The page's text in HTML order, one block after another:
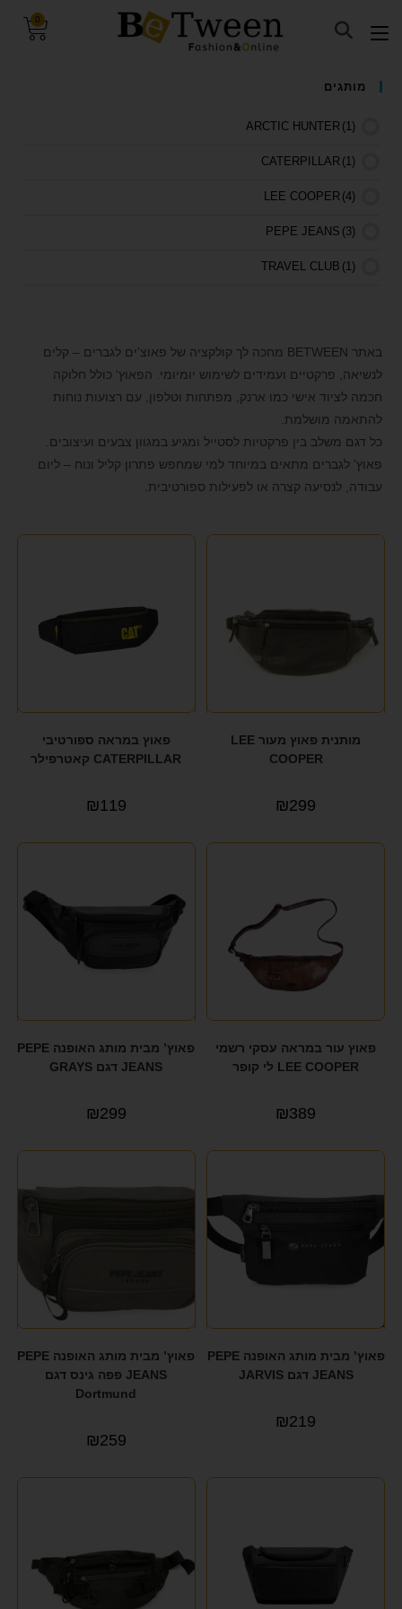
השבת את ההבזקים
settings
zoom_out זום (הקטנה)
zoom_in זום (הגדלה)
remove_circle_outline הקטנת גופן
brightness_high ניגודיות בהירה
ניגודיות כהה
format_underlined הוסף קו תחתון לקישורים
font_download סמן קישורים
לאפס את כל האפשרויות
cached
0
באתר BETWEEN מחכה לך קולקציה של פאוצ'ים לגברים – קלים
לנשיאה, פרקטיים ועמידים לשימוש יומיומי. הפאוץ' כולל חלוקה
חכמה לציוד אישי כמו ארנק, מפתחות וטלפון, עם רצועות נוחות
להתאמה מושלמת.
כל דגם משלב בין פרקטיות לסטייל ומגיע במגוון צבעים ועיצובים.
פאוץ' לגברים מתאים במיוחד למי שמחפש פתרון קליל ונוח – ליום
עבודה, לנסיעה קצרה או לפעילות ספורטיבית.
מותנית פאוץ מעור LEE
COOPER
₪299
פאוץ במראה ספורטיבי
CATERPILLAR קאטרפילר
₪119
פאוץ עור במראה עסקי רשמי
LEE COOPER לי קופר
₪389
פאוץ’ מבית מותג האופנה PEPE
JEANS דגם GRAYS
₪299
פאוץ’ מבית מותג האופנה PEPE
JEANS דגם JARVIS
₪219
פאוץ’ מבית מותג האופנה PEPE
JEANS פפה גינס דגם
Dortmund
₪259
מותגים
ARCTIC HUNTER (1)
CATERPILLAR (1)
LEE COOPER (4)
PEPE JEANS (3)
TRAVEL CLUB (1)